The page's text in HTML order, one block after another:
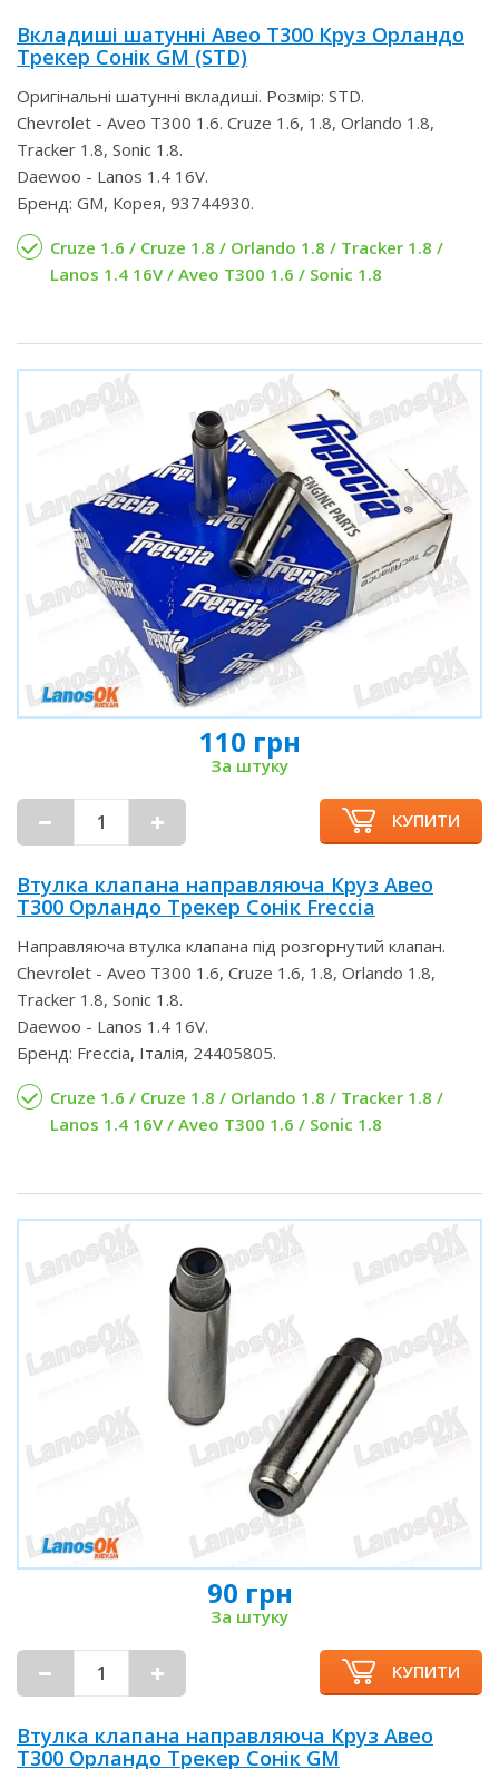
Вкладиші шатунні Авео Т300 Круз Орландо
Трекер Сонік GM (STD)
Оригінальні шатунні вкладиші. Розмір: STD.
Chevrolet - Aveo T300 1.6. Cruze 1.6, 1.8, Orlando 1.8,
Tracker 1.8, Sonic 1.8.
Daewoo - Lanos 1.4 16V.
Бренд: GM, Корея, 93744930.
Cruze 1.6 / Cruze 1.8 / Orlando 1.8 / Tracker 1.8 /
Lanos 1.4 16V / Aveo T300 1.6 / Sonic 1.8
110 грн
За штуку
КУПИТИ
Втулка клапана направляюча Круз Авео
Т300 Орландо Трекер Сонік Freccia
Направляюча втулка клапана під розгорнутий клапан.
Chevrolet - Aveo T300 1.6, Cruze 1.6, 1.8, Orlando 1.8,
Tracker 1.8, Sonic 1.8.
Daewoo - Lanos 1.4 16V.
Бренд: Freccia, Італія, 24405805.
Cruze 1.6 / Cruze 1.8 / Orlando 1.8 / Tracker 1.8 /
Lanos 1.4 16V / Aveo T300 1.6 / Sonic 1.8
90 грн
За штуку
КУПИТИ
Втулка клапана направляюча Круз Авео
Т300 Орландо Трекер Сонік GM